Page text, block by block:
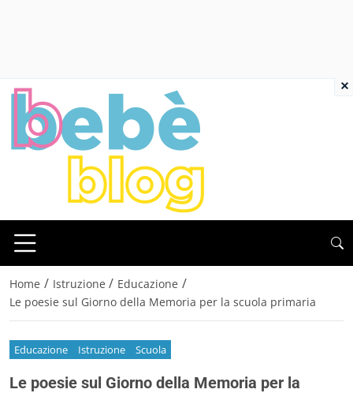
Home / Istruzione / Educazione /
Le poesie sul Giorno della Memoria per la scuola primaria
Educazione Istruzione Scuola
Le poesie sul Giorno della Memoria per la
×